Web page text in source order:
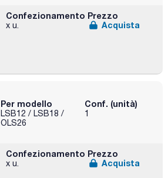
Confezionamento
x u.
Prezzo
Acquista
Per modello
LSB12 / LSB18 /
OLS26
Conf. (unità)
1
Confezionamento
x u.
Prezzo
Acquista